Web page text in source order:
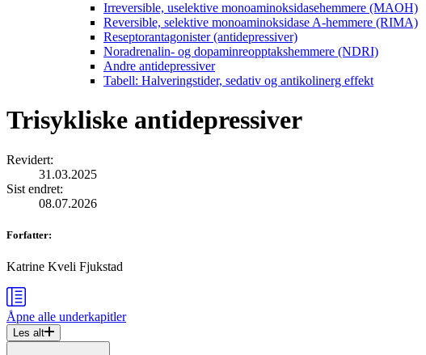
Irreversible, uselektive monoaminoksidasehemmere (MAOH)
Reversible, selektive monoaminoksidase A-hemmere (RIMA)
Reseptorantagonister (antidepressiver)
Noradrenalin- og dopaminreopptakshemmere (NDRI)
Andre antidepressiver
Tabell: Halveringstider, sedativ og antikolinerg effekt
Trisykliske antidepressiver
Revidert:
31.03.2025
Sist endret:
08.07.2026
Forfatter:
Katrine Kveli Fjukstad
Åpne alle underkapitler
Les alt